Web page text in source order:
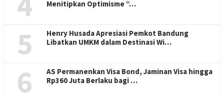
Menitipkan Optimisme “…
5
Henry Husada Apresiasi Pemkot Bandung
Libatkan UMKM dalam Destinasi Wi…
6
AS Permanenkan Visa Bond, Jaminan Visa hingga
Rp360 Juta Berlaku bagi …